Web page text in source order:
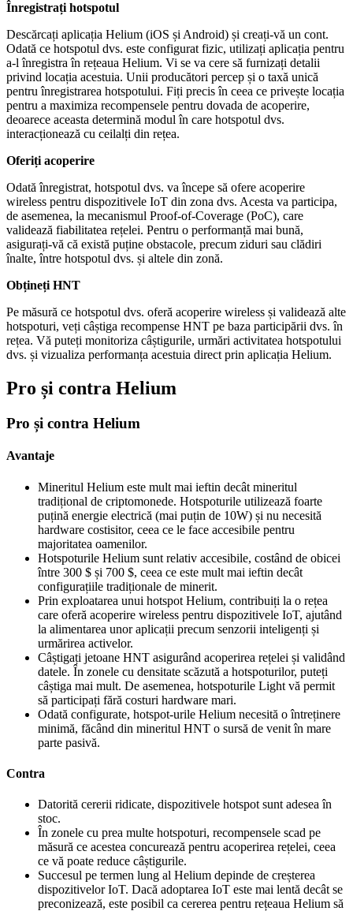
Înregistrați hotspotul
Descărcați aplicația Helium (iOS și Android) și creați-vă un cont.
Odată ce hotspotul dvs. este configurat fizic, utilizați aplicația pentru
a-l înregistra în rețeaua Helium. Vi se va cere să furnizați detalii
privind locația acestuia. Unii producători percep și o taxă unică
pentru înregistrarea hotspotului. Fiți precis în ceea ce privește locația
pentru a maximiza recompensele pentru dovada de acoperire,
deoarece aceasta determină modul în care hotspotul dvs.
interacționează cu ceilalți din rețea.
Oferiți acoperire
Odată înregistrat, hotspotul dvs. va începe să ofere acoperire
wireless pentru dispozitivele IoT din zona dvs. Acesta va participa,
de asemenea, la mecanismul Proof-of-Coverage (PoC), care
validează fiabilitatea rețelei. Pentru o performanță mai bună,
asigurați-vă că există puține obstacole, precum ziduri sau clădiri
înalte, între hotspotul dvs. și altele din zonă.
Obțineți HNT
Pe măsură ce hotspotul dvs. oferă acoperire wireless și validează alte
hotspoturi, veți câștiga recompense HNT pe baza participării dvs. în
rețea. Vă puteți monitoriza câștigurile, urmări activitatea hotspotului
dvs. și vizualiza performanța acestuia direct prin aplicația Helium.
Pro și contra Helium
Pro și contra Helium
Avantaje
Mineritul Helium este mult mai ieftin decât mineritul
tradițional de criptomonede. Hotspoturile utilizează foarte
puțină energie electrică (mai puțin de 10W) și nu necesită
hardware costisitor, ceea ce le face accesibile pentru
majoritatea oamenilor.
Hotspoturile Helium sunt relativ accesibile, costând de obicei
între 300 $ și 700 $, ceea ce este mult mai ieftin decât
configurațiile tradiționale de minerit.
Prin exploatarea unui hotspot Helium, contribuiți la o rețea
care oferă acoperire wireless pentru dispozitivele IoT, ajutând
la alimentarea unor aplicații precum senzorii inteligenți și
urmărirea activelor.
Câștigați jetoane HNT asigurând acoperirea rețelei și validând
datele. În zonele cu densitate scăzută a hotspoturilor, puteți
câștiga mai mult. De asemenea, hotspoturile Light vă permit
să participați fără costuri hardware mari.
Odată configurate, hotspot-urile Helium necesită o întreținere
minimă, făcând din mineritul HNT o sursă de venit în mare
parte pasivă.
Contra
Datorită cererii ridicate, dispozitivele hotspot sunt adesea în
stoc.
În zonele cu prea multe hotspoturi, recompensele scad pe
măsură ce acestea concurează pentru acoperirea rețelei, ceea
ce vă poate reduce câștigurile.
Succesul pe termen lung al Helium depinde de creșterea
dispozitivelor IoT. Dacă adoptarea IoT este mai lentă decât se
preconizează, este posibil ca cererea pentru rețeaua Helium să